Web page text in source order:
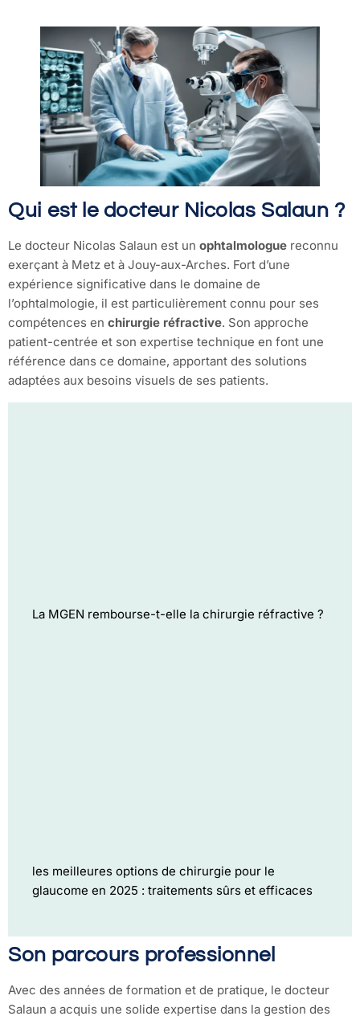
Qui est le docteur Nicolas Salaun ?
Le docteur Nicolas Salaun est un ophtalmologue reconnu
exerçant à Metz et à Jouy-aux-Arches. Fort d’une
expérience significative dans le domaine de
l’ophtalmologie, il est particulièrement connu pour ses
compétences en chirurgie réfractive. Son approche
patient-centrée et son expertise technique en font une
référence dans ce domaine, apportant des solutions
adaptées aux besoins visuels de ses patients.
La MGEN rembourse-t-elle la chirurgie réfractive ?
les meilleures options de chirurgie pour le
glaucome en 2025 : traitements sûrs et efficaces
Son parcours professionnel
Avec des années de formation et de pratique, le docteur
Salaun a acquis une solide expertise dans la gestion des